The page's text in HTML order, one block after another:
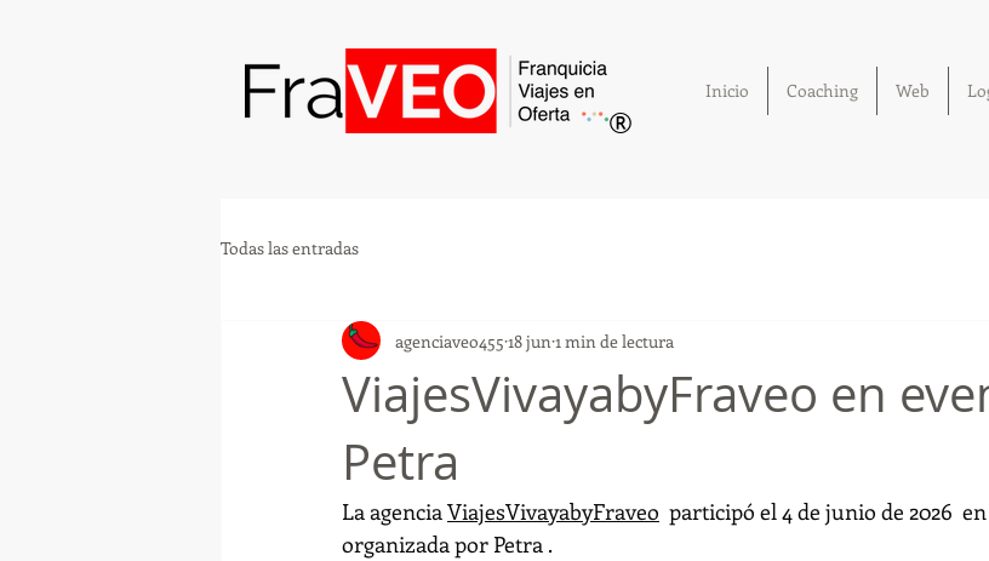
®
Inicio Coaching Web
Todas las entradas
ViajesVivayabyFraveo en
Petra
agenciaveo455 18 jun 1 min de lectura
La agencia ViajesVivayabyFraveo participó el 4 de junio de 2026
organizada por Petra .